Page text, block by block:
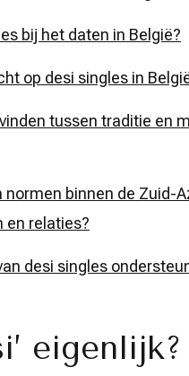
bij het daten in België?
op desi singles in
tussen traditie en
binnen de Zuid-
en relaties?
desi singles
eigenlijk?